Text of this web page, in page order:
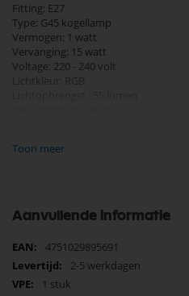
Fitting: E27
Type: G45 kogellamp
Vermogen: 1 watt
Vervanging: 15 watt
Voltage: 220 - 240 volt
Lichtkleur: RGB
Garantie: 2 jaar
Toon meer
Aanvullende informatie
Meer
informatie
4751029895691
2-5 werkdagen
1 stuk